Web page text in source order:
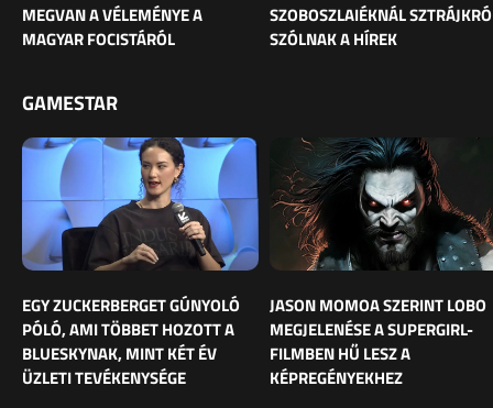
MEGVAN A VÉLEMÉNYE A
MAGYAR FOCISTÁRÓL
SZOBOSZLAIÉKNÁL
SZÓLNAK A HÍREK
GAMESTAR
EGY ZUCKERBERGET GÚNYOLÓ
PÓLÓ, AMI TÖBBET HOZOTT A
BLUESKYNAK, MINT KÉT ÉV
ÜZLETI TEVÉKENYSÉGE
JASON MOMOA SZERINT LOBO
MEGJELENÉSE A SUPERGIRL-
FILMBEN HŰ LESZ A
KÉPREGÉNYEKHEZ